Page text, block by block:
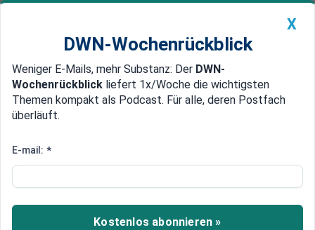
Newsticker MEIN DWN: Geldanlage Premium
Edelmetalle DWN-Magazin China
Schweden erwartet Staatspleite Griechenlands
Griechenland gesteht Troika:
Sparauflagen wurden nicht
eingehalten
X
DWN-Wochenrückblick
Weniger E-Mails, mehr Substanz: Der DWN-
Wochenrückblick liefert 1x/Woche die wichtigsten
Themen kompakt als Podcast. Für alle, deren Postfach
überläuft.
E-mail: *
Kostenlos abonnieren »